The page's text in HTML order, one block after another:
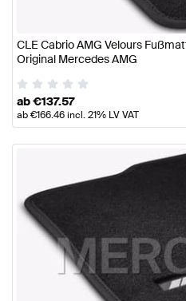
CLE Cabrio AMG Velours
Original Mercedes AMG
ab€137.57
ab€166.46incl. 21% LV VAT